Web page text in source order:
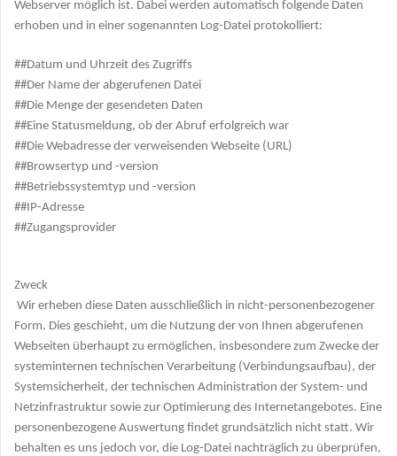
Webserver möglich ist. Dabei werden automatisch folgende Daten
erhoben und in einer sogenannten Log-Datei protokolliert:
##Datum und Uhrzeit des Zugriffs
##Der Name der abgerufenen Datei
##Die Menge der gesendeten Daten
##Eine Statusmeldung, ob der Abruf erfolgreich war
##Die Webadresse der verweisenden Webseite (URL)
##Browsertyp und -version
##Betriebssystemtyp und -version
##IP-Adresse
##Zugangsprovider
Zweck
Wir erheben diese Daten ausschließlich in nicht-personenbezogener
Form. Dies geschieht, um die Nutzung der von Ihnen abgerufenen
Webseiten überhaupt zu ermöglichen, insbesondere zum Zwecke der
systeminternen technischen Verarbeitung (Verbindungsaufbau), der
Systemsicherheit, der technischen Administration der System- und
Netzinfrastruktur sowie zur Optimierung des Internetangebotes. Eine
personenbezogene Auswertung findet grundsätzlich nicht statt. Wir
behalten es uns jedoch vor, die Log-Datei nachträglich zu überprüfen,